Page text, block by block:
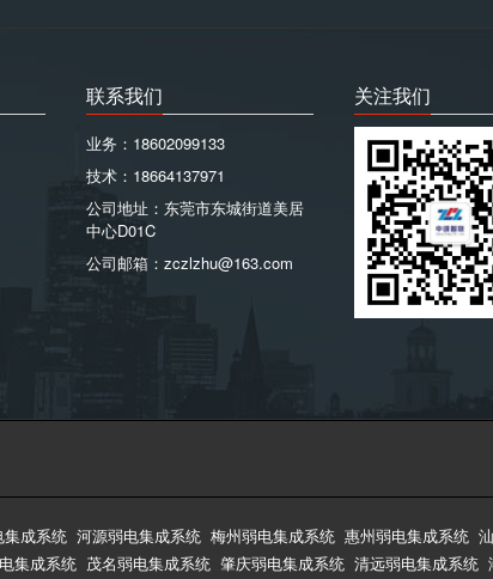
联系我们
业务：18602099133
技术：18664137971
公司地址：东莞市东城街道美居
中心D01C
公司邮箱：zczlzhu@163.com
关注我们
成系统 河源弱电集成系统 梅州弱电集成系统 惠州弱电集成系统
集成系统 茂名弱电集成系统 肇庆弱电集成系统 清远弱电集成系统